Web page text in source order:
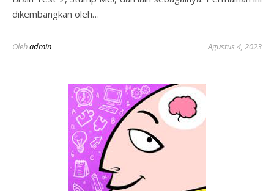
dikembangkan oleh…
Olehadmin Agustus 4, 2023